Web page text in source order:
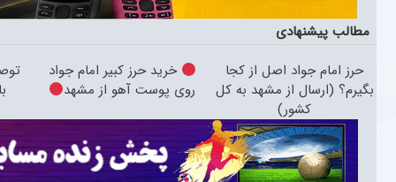
مطالب پیشنهادی
حرز امام جواد اصل از کجا
بگیرم؟ (ارسال از مشهد به کل
کشور)
خرید حرز کبیر امام جواد
روی پوست آهو از مشهد